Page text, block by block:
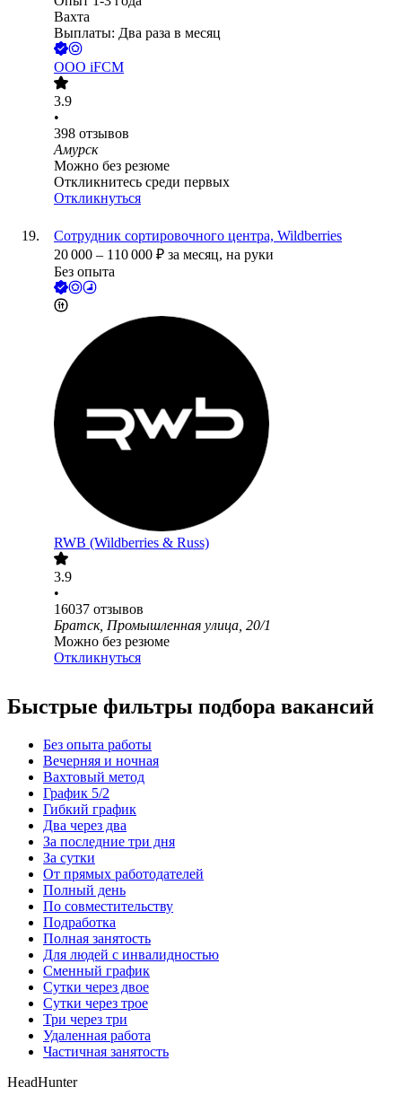
Вахта
Выплаты: Два раза в месяц
ООО iFCM
3.9
•
398 отзывов
Амурск
Можно без резюме
Откликнитесь среди первых
Откликнуться
Сотрудник сортировочного центра, Wildberries
20 000 – 110 000 ₽ за месяц, на руки
Без опыта
RWB (Wildberries & Russ)
3.9
•
16037 отзывов
Братск, Промышленная улица, 20/1
Можно без резюме
Откликнуться
Быстрые фильтры подбора вакансий
Без опыта работы
Вечерняя и ночная
Вахтовый метод
График 5/2
Гибкий график
Два через два
За последние три дня
За сутки
От прямых работодателей
Полный день
По совместительству
Подработка
Полная занятость
Для людей с инвалидностью
Сменный график
Сутки через двое
Сутки через трое
Три через три
Удаленная работа
Частичная занятость
HeadHunter